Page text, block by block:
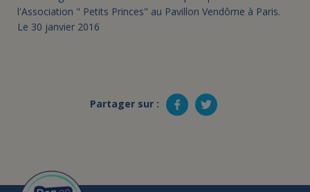
l'Association " Petits Princes" au Pavillon Vendôme à Paris.
Le 30 janvier 2016
Partager sur :